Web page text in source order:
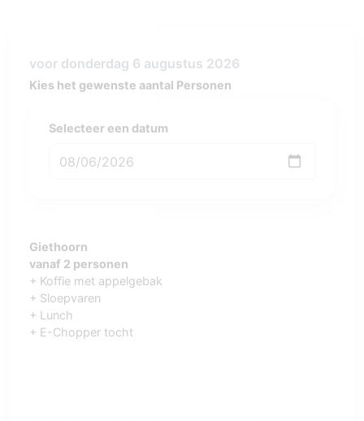
voor donderdag 6 augustus 2026
Kies het gewenste aantal Personen
Selecteer een datum
Giethoorn
vanaf 2 personen
+ Koffie met appelgebak
+ Sloepvaren
+ Lunch
+ E-Chopper tocht